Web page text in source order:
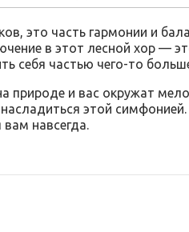
это часть гармонии и
в этот лесной хор —
себя частью чего-то
природе и вас окружат
насладиться этой
навсегда.